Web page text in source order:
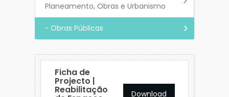
Planeamento, Obras e Urbanismo
- Obras Públicas
Ficha de
Projecto |
Reabilitação Download